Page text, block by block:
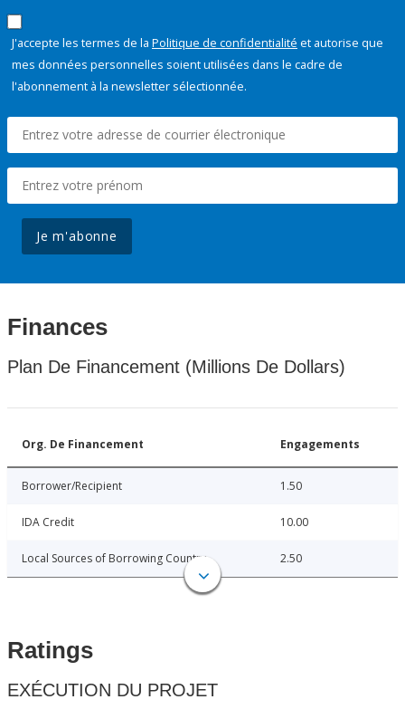
J'accepte les termes de la Politique de confidentialité et autorise que
mes données personnelles soient utilisées dans le cadre de
l'abonnement à la newsletter sélectionnée.
Je m'abonne
Finances
Plan De Financement (Millions De Dollars)
Org. De Financement Engagements
Borrower/Recipient 1.50
IDA Credit 10.00
Local Sources of Borrowing Country 2.50
Ratings
EXÉCUTION DU PROJET